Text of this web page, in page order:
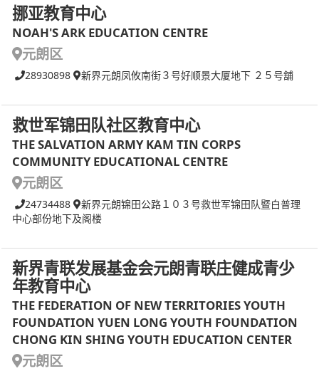
挪亚教育中心
NOAH'S ARK EDUCATION CENTRE
元朗区
28930898 新界元朗凤攸南街３号好顺景大厦地下 ２５号舖
救世军锦田队社区教育中心
THE SALVATION ARMY KAM TIN CORPS
COMMUNITY EDUCATIONAL CENTRE
元朗区
24734488
新界元朗锦田公路１０３号救世军锦田队暨白普理
中心部份地下及阁楼
新界青联发展基金会元朗青联庄健成青少
年教育中心
THE FEDERATION OF NEW TERRITORIES YOUTH
FOUNDATION YUEN LONG YOUTH FOUNDATION
CHONG KIN SHING YOUTH EDUCATION CENTER
元朗区